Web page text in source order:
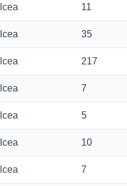
11
35
217
7
5
10
7